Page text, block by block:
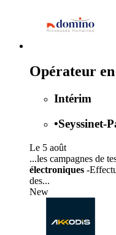
Opérateur
Intérim
•Seyssinet-
Le 5 août
...les campagnes de
électroniques -
des...
New